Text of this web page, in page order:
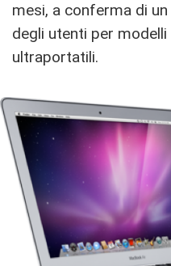
mesi, a conferma di
degli utenti per
ultraportatili.